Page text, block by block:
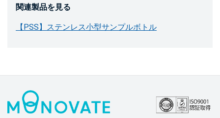
関連製品を見る
【PSS】ステンレス小型サンプルボトル